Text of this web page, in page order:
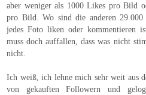
aber weniger als 1000 Likes pro Bild
pro Bild. Wo sind die anderen
jedes Foto liken oder kommentieren
muss doch auffallen, dass was nicht
nicht.
Ich weiß, ich lehne mich sehr weit aus
von gekauften Followern und